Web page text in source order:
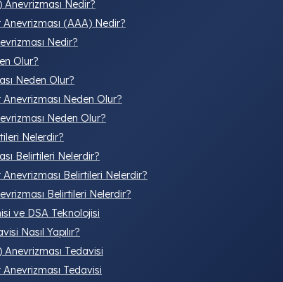
Nedir?
(AAA) Nedir?
Nedir?
Olur?
Neden Olur?
Neden Olur?
Neden Olur?
Nelerdir?
Belirtileri Nelerdir?
Belirtileri Nelerdir?
Belirtileri Nelerdir?
ve DSA Teknolojisi
Nasıl Yapılır?
Tedavisi
Tedavisi